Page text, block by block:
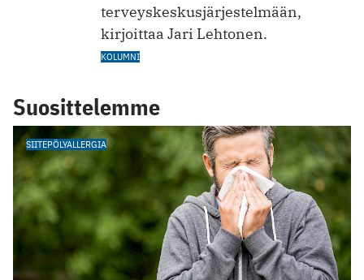
terveyskeskusjärjestelmään,
kirjoittaa Jari Lehtonen.
KOLUMNI
Suosittelemme
SIITEPÖLYALLERGIA